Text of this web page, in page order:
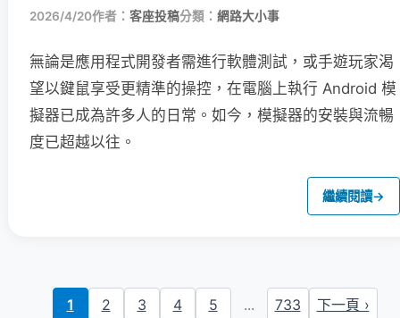
2026/4/20作者： 客座投稿分類： 網路大小事
無論是應用程式開發者需進行軟體測試，或手遊玩家渴
望以鍵鼠享受更精準的操控，在電腦上執行 Android 模
擬器已成為許多人的日常。如今，模擬器的安裝與流暢
度已超越以往。
繼續閱讀→
1 2 3 4 5 ... 733 下一頁 ›